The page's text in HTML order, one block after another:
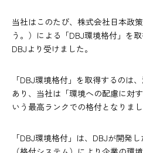
当社はこのたび、株式会社日本政
う。）による「DBJ環境格付」を
DBJより受けました。
「DBJ環境格付」を取得するのは
あり、当社は「環境への配慮に対
いう最高ランクでの格付となりまし
「DBJ環境格付」は、DBJが開発